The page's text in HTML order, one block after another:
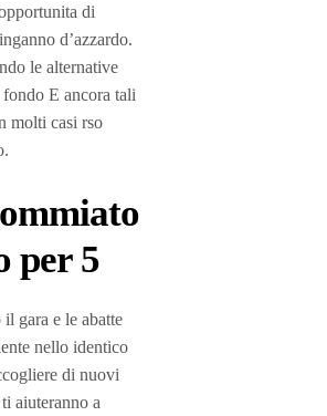
di
d’azzardo.
le alternative
E ancora tali
molti casi rso
per 5
gara e le abatte
nello identico
di nuovi
aiuteranno a